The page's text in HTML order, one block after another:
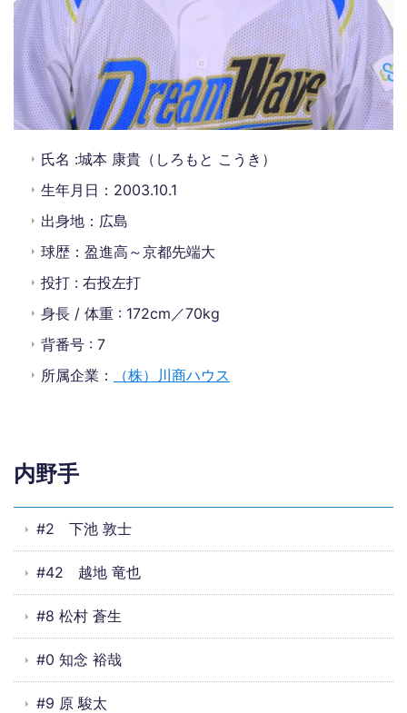
氏名 :城本 康貴（しろもと こうき）
生年月日：2003.10.1
出身地：広島
球歴：盈進高～京都先端大
投打 : 右投左打
身長 / 体重 : 172cm／70kg
背番号 : 7
所属企業：
（株）川商ハウス
内野手
#2 下池 敦士
#42 越地 竜也
#8 松村 蒼生
#0 知念 裕哉
#9 原 駿太